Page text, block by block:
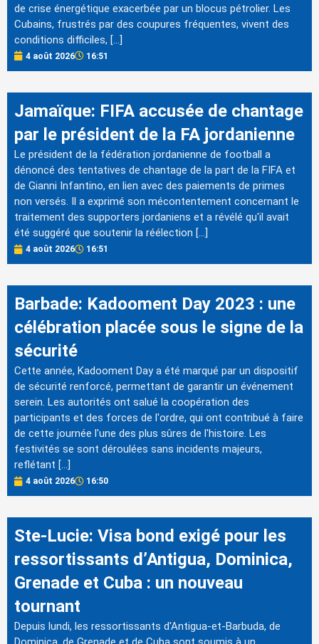
de crise énergétique exacerbée par un blocus pétrolier. Les
Cubains, frustrés par des coupures fréquentes, vivent des
conditions difficiles, […]
4 août 2026 16:51
Jamaïque: FIFA accusée de chantage
par le président de la FA jordanienne
Le président de la fédération jordanienne de football a
dénoncé des tentatives de chantage de la part de la FIFA et
de Gianni Infantino, en lien avec des paiements de primes
non versés. Il a exprimé son mécontentement concernant le
traitement des supporters jordaniens et a révélé qu'il avait
été suggéré que soutenir la réélection […]
4 août 2026 16:51
Barbade: Kadooment Day 2023 : une
célébration placée sous le signe de la
sécurité
Cette année, Kadooment Day a été marqué par un dispositif
de sécurité renforcé, permettant de garantir un événement
serein. Les autorités ont salué la coopération des
participants et des forces de l'ordre, qui ont contribué à faire
de cette journée l'une des plus sûres de l'histoire. Les
festivités se sont déroulées sans incidents majeurs,
reflétant […]
4 août 2026 16:50
Ste-Lucie: Visa bond exigé pour les
ressortissants d’Antigua, Dominica,
Grenade et Cuba : un nouveau
tournant
Depuis lundi, les ressortissants d'Antigua-et-Barbuda, de